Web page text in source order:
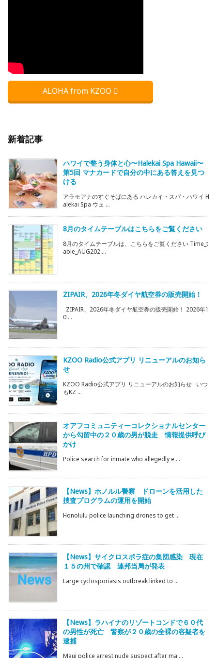
ALOHA from KZOO
新着記事
ハワイで整う身体と心〜Halekai Spa Hawaii〜
第5回 マナカードで自分の中にある答えを見つ
ける
アラモアナのすぐそばにある ハレカイ・スパ・ハワイ H
alekai Spa ウェ ...
8月のタイムテーブルはこちらをご覧ください
8月のタイムテーブルは、こちらをご覧ください Time_t
able_AUG202 ...
ZIPAIR、2026年冬ダイヤ航空券の販売開始！
ZIPAIR、2026年冬ダイヤ航空券の販売開始！ 2026年1
0 ...
KZOO Radio公式アプリ リニューアルのお知ら
せ
KZOO Radio公式アプリ リニューアルのお知らせ いつ
もKZ ...
オアフコミュニティーコレクショナルセンター
から勾留中の２０歳の男が脱走 情報提供呼び
かけ
Police search for inmate who allegedly e ...
【News】ホノルル警察 ドローンを活用した
捜査プログラムの運用を開始
Honolulu police launching drones to get ...
【News】サイクロスポラ症の集団感染 現在
１５の州で確認 連邦当局が発表
Large cyclosporiasis outbreak linked to ...
【News】ラハイナのリゾートコンドで６０代
の男性が死亡 警察が２０歳の全裸の容疑者を
逮捕
Maui police arrest nude suspect after ma ...